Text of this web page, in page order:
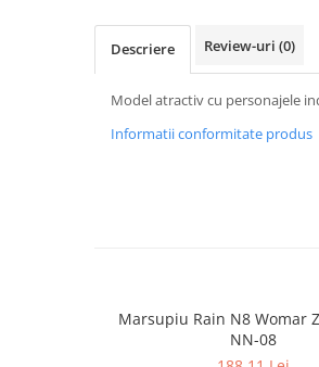
Descriere Review-uri (0)
Model atractiv cu personajele
Informatii conformitate produs
Marsupiu Rain N8 Womar
NN-08